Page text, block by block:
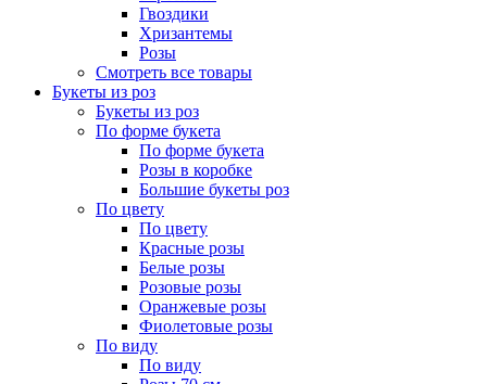
Гвоздики
Хризантемы
Розы
Смотреть все товары
Букеты из роз
Букеты из роз
По форме букета
По форме букета
Розы в коробке
Большие букеты роз
По цвету
По цвету
Красные розы
Белые розы
Розовые розы
Оранжевые розы
Фиолетовые розы
По виду
По виду